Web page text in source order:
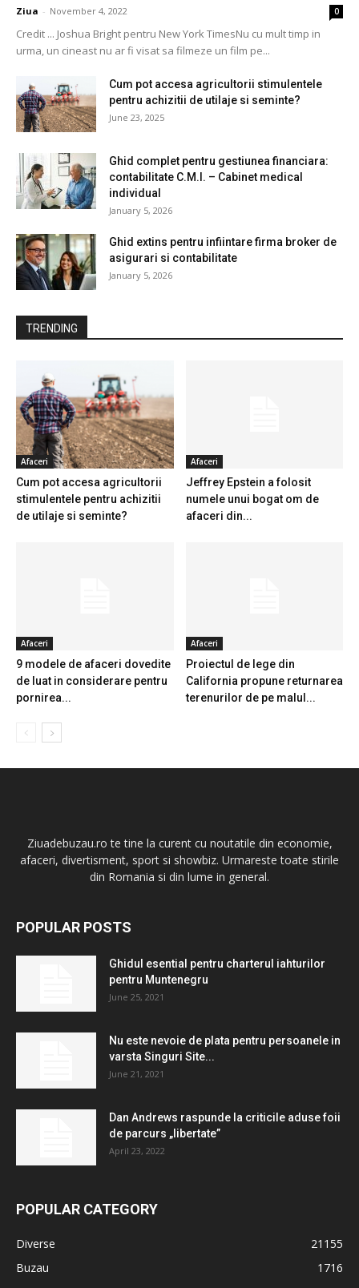
Ziua - November 4, 2022 0
Credit ... Joshua Bright pentru New York TimesNu cu mult timp in
urma, un cineast nu ar fi visat sa filmeze un film pe...
Cum pot accesa agricultorii stimulentele
pentru achizitii de utilaje si seminte?
June 23, 2025
Ghid complet pentru gestiunea financiara:
contabilitate C.M.I. – Cabinet medical
individual
January 5, 2026
Ghid extins pentru infiintare firma broker de
asigurari si contabilitate
January 5, 2026
TRENDING
Afaceri
Cum pot accesa agricultorii
stimulentele pentru achizitii
de utilaje si seminte?
Afaceri
Jeffrey Epstein a folosit
numele unui bogat om de
afaceri din...
Afaceri
9 modele de afaceri dovedite
de luat in considerare pentru
pornirea...
Afaceri
Proiectul de lege din
California propune returnarea
terenurilor de pe malul...
Ziuadebuzau.ro te tine la curent cu noutatile din economie,
afaceri, divertisment, sport si showbiz. Urmareste toate stirile
din Romania si din lume in general.
POPULAR POSTS
Ghidul esential pentru charterul iahturilor
pentru Muntenegru
June 25, 2021
Nu este nevoie de plata pentru persoanele in
varsta Singuri Site...
June 21, 2021
Dan Andrews raspunde la criticile aduse foii
de parcurs „libertate”
April 23, 2022
POPULAR CATEGORY
Diverse
21155
Buzau
1716